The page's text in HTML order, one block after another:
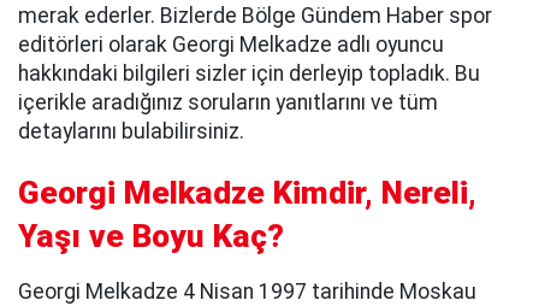
merak ederler. Bizlerde Bölge Gündem Haber spor
editörleri olarak Georgi Melkadze adlı oyuncu
hakkındaki bilgileri sizler için derleyip topladık. Bu
içerikle aradığınız soruların yanıtlarını ve tüm
detaylarını bulabilirsiniz.
Georgi Melkadze Kimdir, Nereli,
Yaşı ve Boyu Kaç?
Georgi Melkadze 4 Nisan 1997 tarihinde Moskau